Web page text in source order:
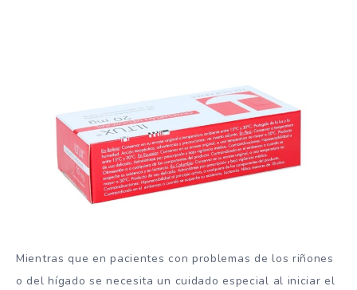
Mientras que en pacientes con problemas de los riñones
o del hígado se necesita un cuidado especial al iniciar el